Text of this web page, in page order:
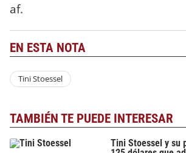
af.
EN ESTA NOTA
Tini Stoessel
TAMBIÉN TE PUEDE INTERESAR
Tini Stoessel y su